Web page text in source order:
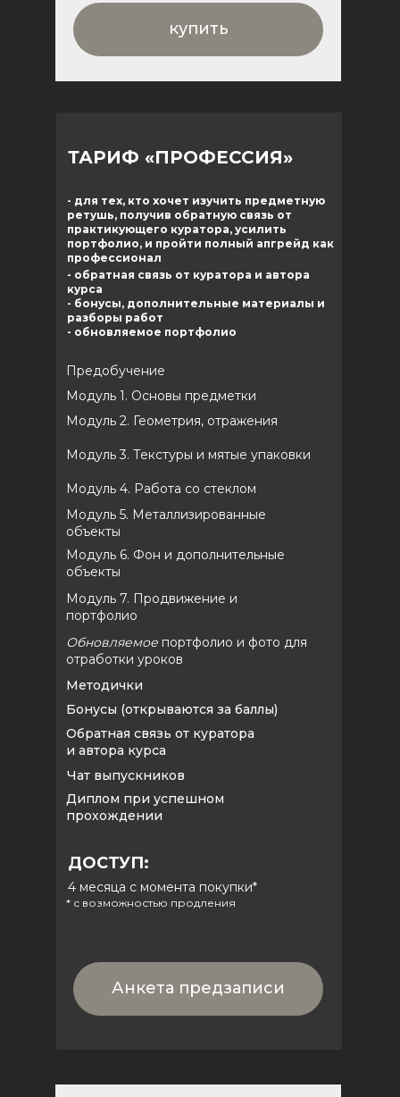
- обратная связь от куратора и автора
курса
- бонусы, дополнительные материалы и
разборы работ
- обновляемое портфолио
- для тех, кто хочет изучить предметную
ретушь, получив обратную связь от
практикующего куратора, усилить
портфолио, и пройти полный апгрейд как
профессионал
ТАРИФ «ПРОФЕССИЯ»
ДОСТУП:
* с возможностью продления
4 месяца с момента покупки*
Обновляемое портфолио и фото для
отработки уроков
Модуль 7. Продвижение и
портфолио
Модуль 6. Фон и дополнительные
объекты
Модуль 5. Металлизированные
объекты
Предобучение
Модуль 1. Основы предметки
Модуль 4. Работа со стеклом
Модуль 3. Текстуры и мятые упаковки
Модуль 2. Геометрия, отражения
Обратная связь от куратора
и автора курса
Чат выпускников
Бонусы (открываются за баллы)
Методички
Диплом при успешном
прохождении
купить
Анкета предзаписи